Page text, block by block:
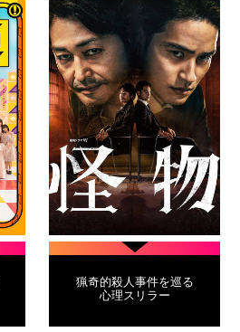
猟奇的殺人事件を巡る
心理スリラー